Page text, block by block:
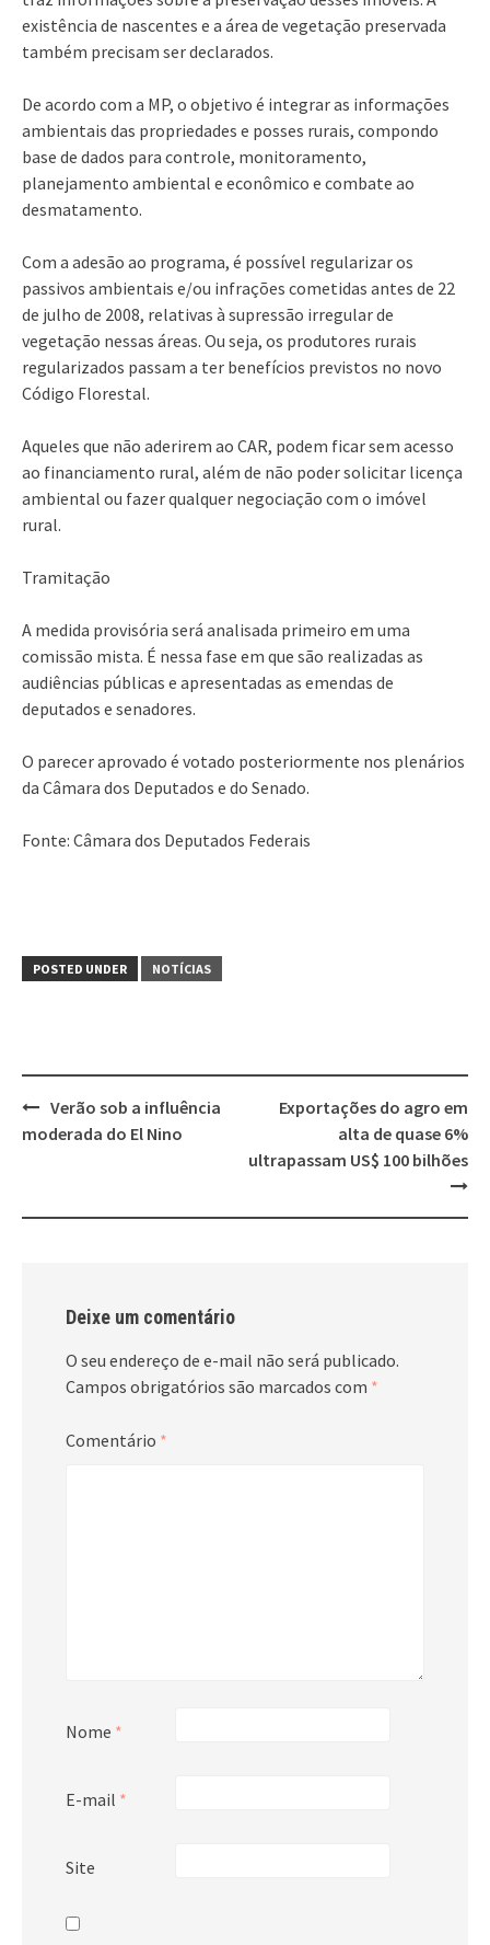
existência de nascentes e a área de vegetação preservada
também precisam ser declarados.
De acordo com a MP, o objetivo é integrar as informações
ambientais das propriedades e posses rurais, compondo
base de dados para controle, monitoramento,
planejamento ambiental e econômico e combate ao
desmatamento.
Com a adesão ao programa, é possível regularizar os
passivos ambientais e/ou infrações cometidas antes de 22
de julho de 2008, relativas à supressão irregular de
vegetação nessas áreas. Ou seja, os produtores rurais
regularizados passam a ter benefícios previstos no novo
Código Florestal.
Aqueles que não aderirem ao CAR, podem ficar sem acesso
ao financiamento rural, além de não poder solicitar licença
ambiental ou fazer qualquer negociação com o imóvel
rural.
Tramitação
A medida provisória será analisada primeiro em uma
comissão mista. É nessa fase em que são realizadas as
audiências públicas e apresentadas as emendas de
deputados e senadores.
O parecer aprovado é votado posteriormente nos plenários
da Câmara dos Deputados e do Senado.
Fonte: Câmara dos Deputados Federais
POSTED UNDER NOTÍCIAS
Post
navigation
Verão sob a influência
moderada do El Nino
Exportações do agro em
alta de quase 6%
ultrapassam US$ 100 bilhões
Deixe um comentário
O seu endereço de e-mail não será publicado.
Campos obrigatórios são marcados com *
Comentário *
Nome *
E-mail *
Site